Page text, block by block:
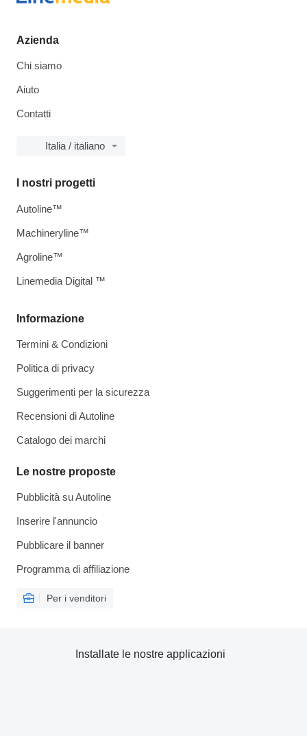
Azienda
Chi siamo
Aiuto
Contatti
Italia / italiano
Informazione
Termini & Condizioni
Politica di privacy
Suggerimenti per la sicurezza
Recensioni di Autoline
Catalogo dei marchi
Le nostre proposte
Pubblicità su Autoline
Inserire l'annuncio
Pubblicare il banner
Programma di affiliazione
Per i venditori
I nostri progetti
Autoline™
Machineryline™
Agroline™
Linemedia Digital ™
Installate le nostre applicazioni